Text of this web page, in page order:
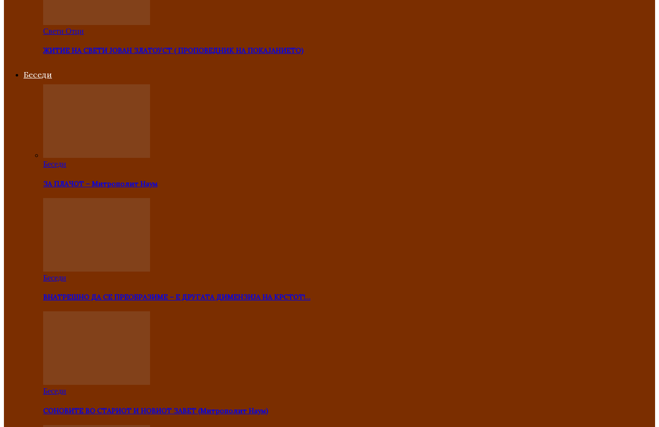
Свети Отци
ЖИТИЕ НА СВЕТИ ЈОВАН ЗЛАТОУСТ ( ПРОПОВЕДНИК НА ПОКАЈАНИЕТО)
Беседи
Беседи
ЗА ПЛАЧОТ – Митрополит Наум
Беседи
ВНАТРЕШНО ДА СЕ ПРЕОБРАЗИМЕ – Е ДРУГАТА ДИМЕНЗИЈА НА КРСТОТ!…
Беседи
СОНОВИТЕ ВО СТАРИОТ И НОВИОТ ЗАВЕТ (Митрополит Наум)